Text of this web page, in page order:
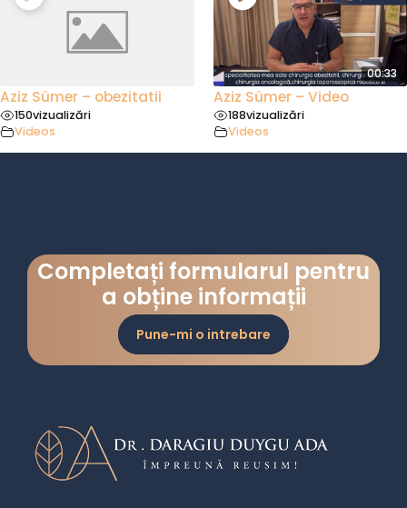
Aziz Sümer – obezitatii
150vizualizări
Videos
00:33
Aziz Sümer – Video
188vizualizări
Videos
Completați formularul pentru
a obține informații
Pune-mi o intrebare